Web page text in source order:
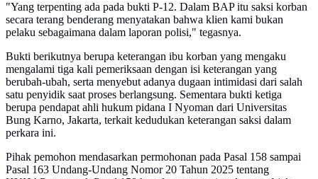
"Yang terpenting ada pada bukti P-12. Dalam BAP itu saksi korban
secara terang benderang menyatakan bahwa klien kami bukan
pelaku sebagaimana dalam laporan polisi," tegasnya.
Bukti berikutnya berupa keterangan ibu korban yang mengaku
mengalami tiga kali pemeriksaan dengan isi keterangan yang
berubah-ubah, serta menyebut adanya dugaan intimidasi dari salah
satu penyidik saat proses berlangsung. Sementara bukti ketiga
berupa pendapat ahli hukum pidana I Nyoman dari Universitas
Bung Karno, Jakarta, terkait kedudukan keterangan saksi dalam
perkara ini.
Pihak pemohon mendasarkan permohonan pada Pasal 158 sampai
Pasal 163 Undang-Undang Nomor 20 Tahun 2025 tentang